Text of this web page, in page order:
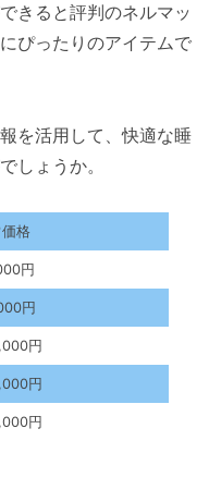
きると評判のネルマッ
ぴったりのアイテムで
を活用して、快適な睡
しょうか。
格
円
円
円
円
円